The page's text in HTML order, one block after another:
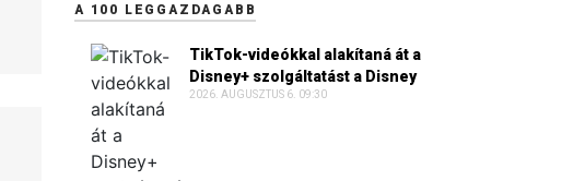
A 100 LEGGAZDAGABB
TikTok-videókkal alakítaná át a
Disney+ szolgáltatást a Disney
2026. AUGUSZTUS 6. 09:30